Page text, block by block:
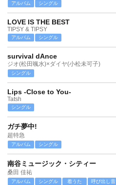
アルバム シングル
LOVE IS THE BEST
TIPSY & TIPSY
アルバム シングル
survival dAnce
ジオ(松田颯水)×ダイヤ(小松未可子)
シングル
Lips -Close to You-
Tatsh
シングル
ガチ夢中!
超特急
アルバム シングル
南谷ミュージック・シティー
桑田 佳祐
アルバム シングル 着うた 呼び出し音